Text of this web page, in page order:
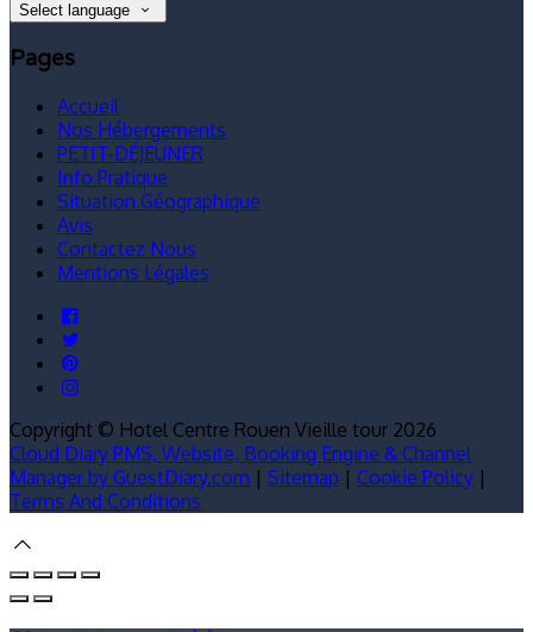
Select language
Pages
Accueil
Nos Hébergements
PETIT-DÉJEUNER
Info Pratique
Situation Géographique
Avis
Contactez Nous
Mentions Légales
Copyright © Hotel Centre Rouen Vieille tour 2026
Cloud Diary PMS, Website, Booking Engine & Channel
Manager by GuestDiary.com | Sitemap | Cookie Policy |
Terms And Conditions